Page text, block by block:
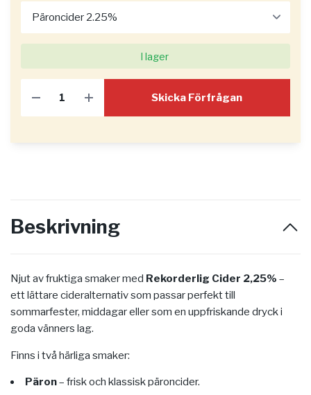
I lager
Skicka Förfrågan
Beskrivning
Njut av fruktiga smaker med Rekorderlig Cider 2,25% –
ett lättare cideralternativ som passar perfekt till
sommarfester, middagar eller som en uppfriskande dryck i
goda vänners lag.
Finns i två härliga smaker:
Päron– frisk och klassisk päroncider.